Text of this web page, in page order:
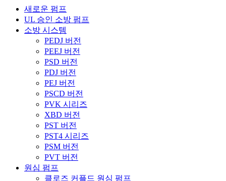
새로운 펌프
UL 승인 소방 펌프
소방 시스템
PEDJ 버전
PEEJ 버전
PSD 버전
PDJ 버전
PEJ 버전
PSCD 버전
PVK 시리즈
XBD 버전
PST 버전
PST4 시리즈
PSM 버전
PVT 버전
원심 펌프
클로즈 커플드 원심 펌프